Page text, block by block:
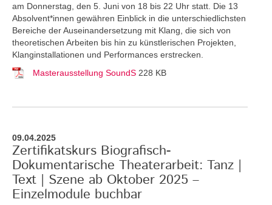
am Donnerstag, den 5. Juni von 18 bis 22 Uhr statt. Die 13
Absolvent*innen gewähren Einblick in die unterschiedlichsten
Bereiche der Auseinandersetzung mit Klang, die sich von
theoretischen Arbeiten bis hin zu künstlerischen Projekten,
Klanginstallationen und Performances erstrecken.
Masterausstellung SoundS 228 KB
09.04.2025
Zertifikatskurs Biografisch-
Dokumentarische Theaterarbeit: Tanz |
Text | Szene ab Oktober 2025 –
Einzelmodule buchbar